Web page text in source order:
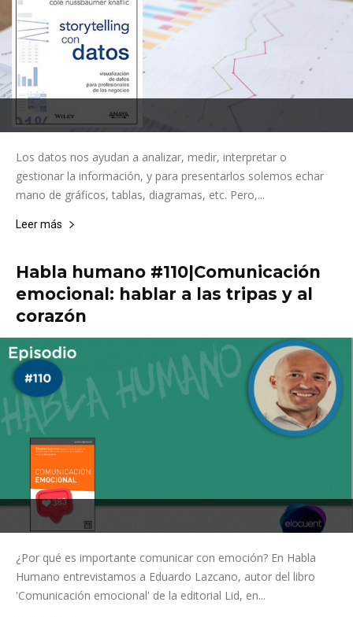
Los datos nos ayudan a analizar, medir, interpretar o
gestionar la información, y para presentarlos solemos echar
mano de gráficos, tablas, diagramas, etc. Pero,...
Leer más
Habla humano #110|Comunicación
emocional: hablar a las tripas y al
corazón
¿Por qué es importante comunicar con emoción? En Habla
Humano entrevistamos a Eduardo Lazcano, autor del libro
'Comunicación emocional' de la editorial Lid, en...